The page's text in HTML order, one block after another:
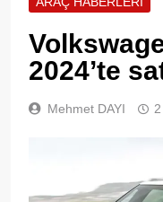
2024’te
Mehmet DAYI